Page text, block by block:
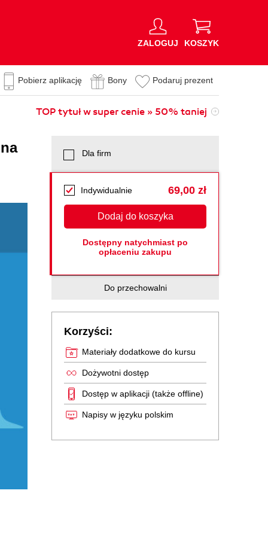
ZALOGUJ KOSZYK
Pobierz aplikację Bony Podaruj prezent
TOP tytuł w super cenie » 50% taniej
Dla firm
Indywidualnie 69,00 zł
Dodaj do koszyka
Dostępny natychmiast po
opłaceniu zakupu
Do przechowalni
Korzyści:
Materiały dodatkowe do kursu
Dożywotni dostęp
Dostęp w aplikacji (także offline)
Napisy w języku polskim